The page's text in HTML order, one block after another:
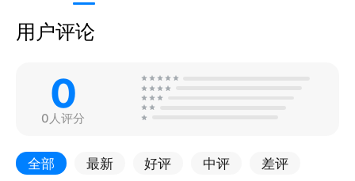
用户评论
0
0人评分
全部 最新 好评 中评 差评